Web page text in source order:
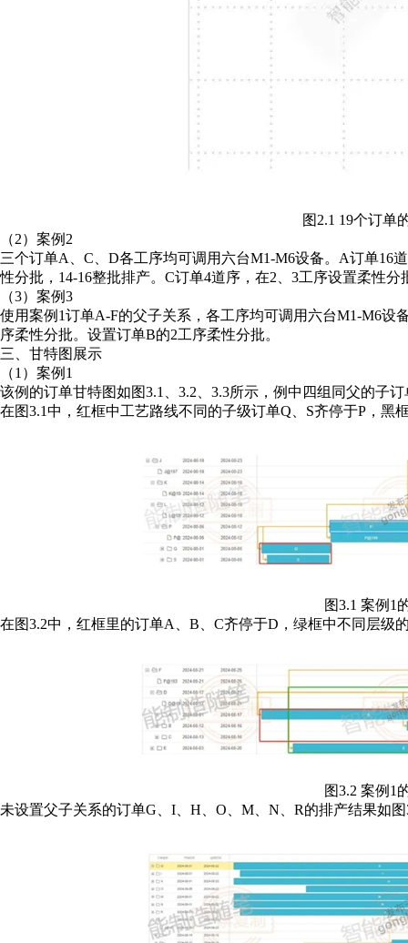
图2.1 19个订单
（2）案例2
三个订单A、C、D各工序均可调用六台M1-M6设备。A订单16
性分批，14-16整批排产。C订单4道序，在2、3工序设置柔性
（3）案例3
使用案例1订单A-F的父子关系，各工序均可调用六台M1-M6设
序柔性分批。设置订单B的2工序柔性分批。
三、甘特图展示
（1）案例1
该例的订单甘特图如图3.1、3.2、3.3所示，例中四组同父的子
在图3.1中，红框中工艺路线不同的子级订单Q、S齐停于P，黑
图3.1 案例1
在图3.2中，红框里的订单A、B、C齐停于D，绿框中不同层级
图3.2 案例1
未设置父子关系的订单G、I、H、O、M、N、R的排产结果如